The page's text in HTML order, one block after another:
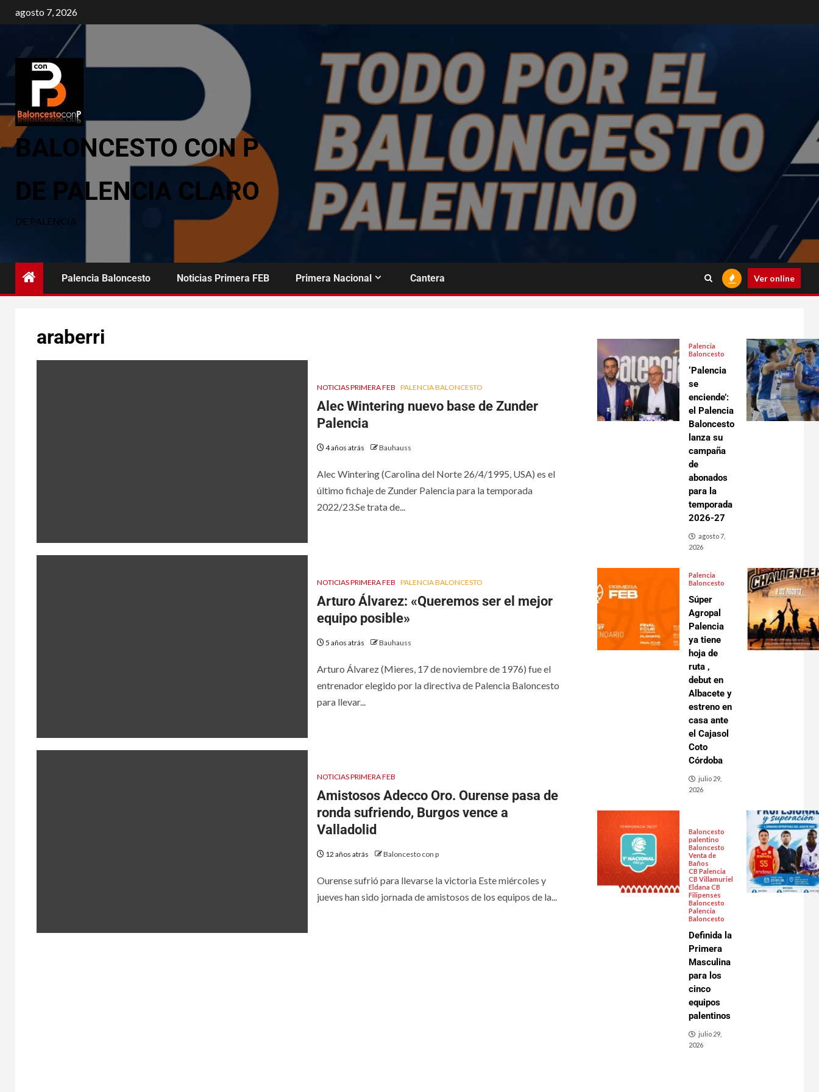
agosto 7, 2026
BALONCESTO CON P
DE PALENCIA CLARO
DE PALENCIA
Palencia Baloncesto Noticias Primera FEB Primera Nacional Cantera Ver online
araberri
NOTICIAS PRIMERA FEB PALENCIA BALONCESTO
Alec Wintering nuevo base de Zunder
Palencia
4 años atrás Bauhauss
Alec Wintering (Carolina del Norte 26/4/1995, USA) es el
último fichaje de Zunder Palencia para la temporada
2022/23.Se trata de...
NOTICIAS PRIMERA FEB PALENCIA BALONCESTO
Arturo Álvarez: «Queremos ser el mejor
equipo posible»
5 años atrás Bauhauss
Arturo Álvarez (Mieres, 17 de noviembre de 1976) fue el
entrenador elegido por la directiva de Palencia Baloncesto
para llevar...
NOTICIAS PRIMERA FEB
Amistosos Adecco Oro. Ourense pasa de
ronda sufriendo, Burgos vence a
Valladolid
12 años atrás Baloncesto con p
Ourense sufrió para llevarse la victoria Este miércoles y
jueves han sido jornada de amistosos de los equipos de la...
Palencia
Baloncesto
‘Palencia
se
enciende’:
el Palencia
Baloncesto
lanza su
campaña
de
abonados
para la
temporada
2026-27
agosto 7,
2026
Palencia
Baloncesto
Súper
Agropal
Palencia
ya tiene
hoja de
ruta ,
debut en
Albacete y
estreno en
casa ante
el Cajasol
Coto
Córdoba
julio 29,
2026
Baloncesto
palentino
Baloncesto
Venta de
Baños
CB Palencia
CB Villamuriel
Eldana CB
Filipenses
Baloncesto
Palencia
Baloncesto
Definida la
Primera
Masculina
para los
cinco
equipos
palentinos
julio 29,
2026